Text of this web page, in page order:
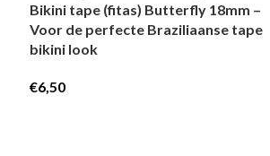
Bikini tape (fitas) Butterfly 18mm –
Voor de perfecte Braziliaanse tape
bikini look
€6,50